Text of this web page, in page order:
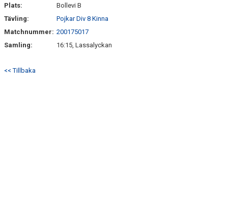
Plats:
Bollevi B
Tävling:
Pojkar Div 8 Kinna
Matchnummer: 200175017
Samling:
16:15, Lassalyckan
<< Tillbaka